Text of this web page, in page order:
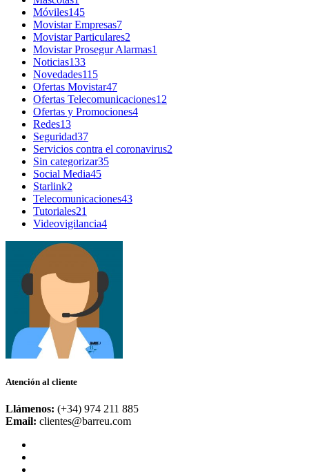
Móviles145
Movistar Empresas7
Movistar Particulares2
Movistar Prosegur Alarmas1
Noticias133
Novedades115
Ofertas Movistar47
Ofertas Telecomunicaciones12
Ofertas y Promociones4
Redes13
Seguridad37
Servicios contra el coronavirus2
Sin categorizar35
Social Media45
Starlink2
Telecomunicaciones43
Tutoriales21
Videovigilancia4
Atención al cliente
Llámenos: (+34) 974 211 885
Email: clientes@barreu.com